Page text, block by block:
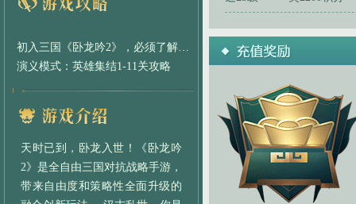
初入三国《卧龙吟2》，必须了解的那些事
演义模式：英雄集结1-11关攻略
天时已到，卧龙入世！《卧龙吟
2》是全自由三国对抗战略手游，
带来自由度和策略性全面升级的